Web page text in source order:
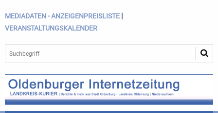
MEDIADATEN - ANZEIGENPREISLISTE |
VERANSTALTUNGSKALENDER